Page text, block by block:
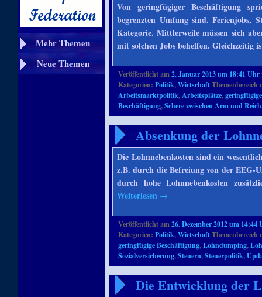
Mehr Themen
Neue Themen
Von geringfügiger Beschäftigung
begrenzten Umfang sind. Ferienjobs,
Kategorie. Mittlerweile müssen sich
mit solchen Jobs behelfen. Gleichzeitig
Veröffentlicht am2. Januar 2013 um 18:41 Uhr
Kategorien:Politik,Wirtschaft
Arbeitsmarktpolitik,Arbeitsplätze,
Beschäftigung,Schere zwischen Arm und Reich
Absenkung der
Die Lohnnebenkosten sind ein
z.B. durch die Befreiung von der
durch hohe Lohnnebenkosten
Weiterlesen →
Veröffentlicht am26. Dezember 2012 um 14:44
Kategorien:Politik,Wirtschaft
geringfügige Beschäftigung,Lohndumping,
Sozialversicherung,Steuern,Steuerpolitik,
Die Entwicklung der